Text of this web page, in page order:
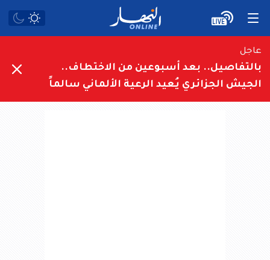
عاجل
بالتفاصيل.. بعد أسبوعين من الاختطاف..
الجيش الجزائري يُعيد الرعية الألماني سالماً